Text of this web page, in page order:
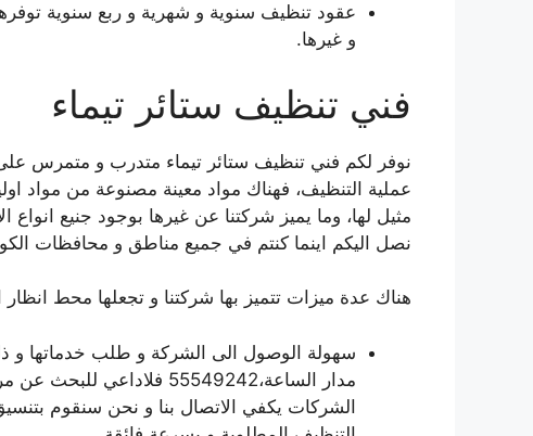
عقود تنظيف سنوية و شهرية و ربع سنوية
و غيرها.
فني تنظيف ستائر تيماء
نوفر لكم فني تنظيف ستائر تيماء متدرب و متمرس
عملية التنظيف، فهناك مواد معينة مصنوعة من مواد
مثيل لها، وما يميز شركتنا عن غيرها بوجود جنيع انواع
نصل اليكم اينما كنتم في جميع مناطق و محافظات
هناك عدة ميزات تتميز بها شركتنا و تجعلها محط انظار
سهولة الوصول الى الشركة و طلب خدماتها و
مدار الساعة،55549242
الشركات يكفي الاتصال بنا و نحن سنقوم